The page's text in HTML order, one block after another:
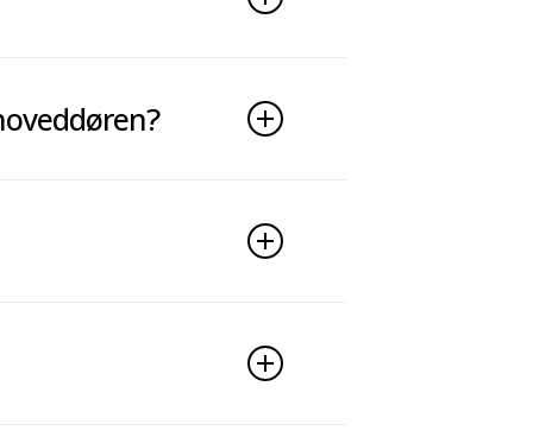
gang, de åbner døren til